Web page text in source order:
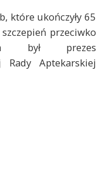
które ukończyły 65
przeciwko
był prezes
Rady Aptekarskiej